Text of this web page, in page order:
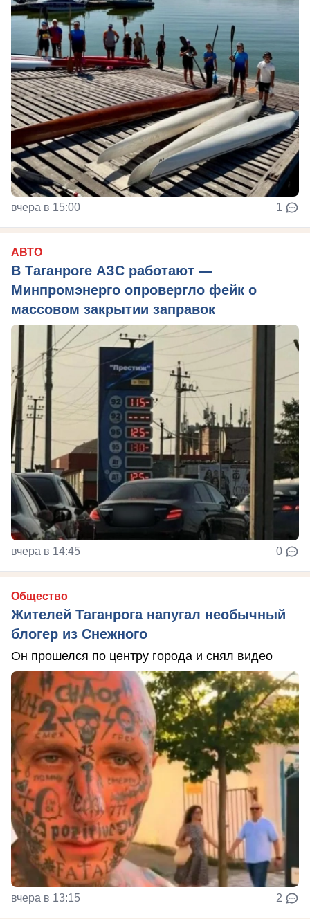
вчера в 15:00 1
АВТО
В Таганроге АЗС работают —
Минпромэнерго опровергло фейк о
массовом закрытии заправок
вчера в 14:45 0
Общество
Жителей Таганрога напугал необычный
блогер из Снежного
Он прошелся по центру города и снял видео
вчера в 13:15 2